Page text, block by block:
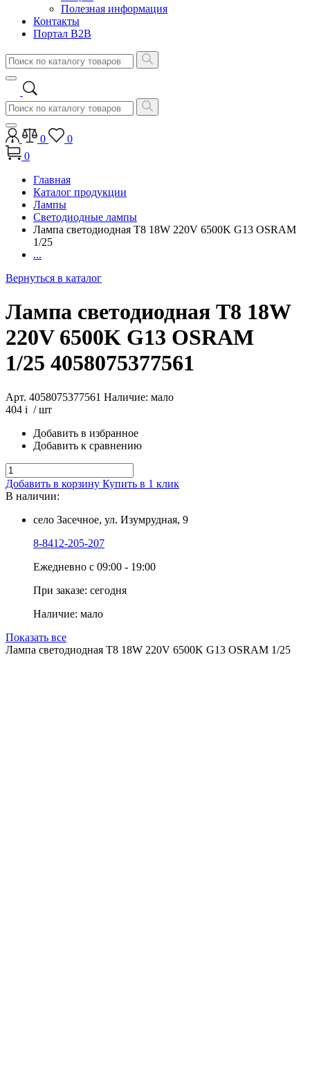
Полезная информация
Контакты
Портал B2B
0
0
0
Главная
Каталог продукции
Лампы
Светодиодные лампы
Лампа светодиодная T8 18W 220V 6500K G13 OSRAM
1/25
...
Вернуться в каталог
Лампа светодиодная T8 18W
220V 6500K G13 OSRAM
1/25 4058075377561
Арт. 4058075377561 Наличие: мало
404 i / шт
Добавить в избранное
Добавить к сравнению
Добавить в корзину Купить в 1 клик
В наличии:
село Засечное, ул. Изумрудная, 9
8-8412-205-207
Ежедневно с 09:00 - 19:00
При заказе: сегодня
Наличие: мало
Показать все
Лампа светодиодная T8 18W 220V 6500K G13 OSRAM 1/25